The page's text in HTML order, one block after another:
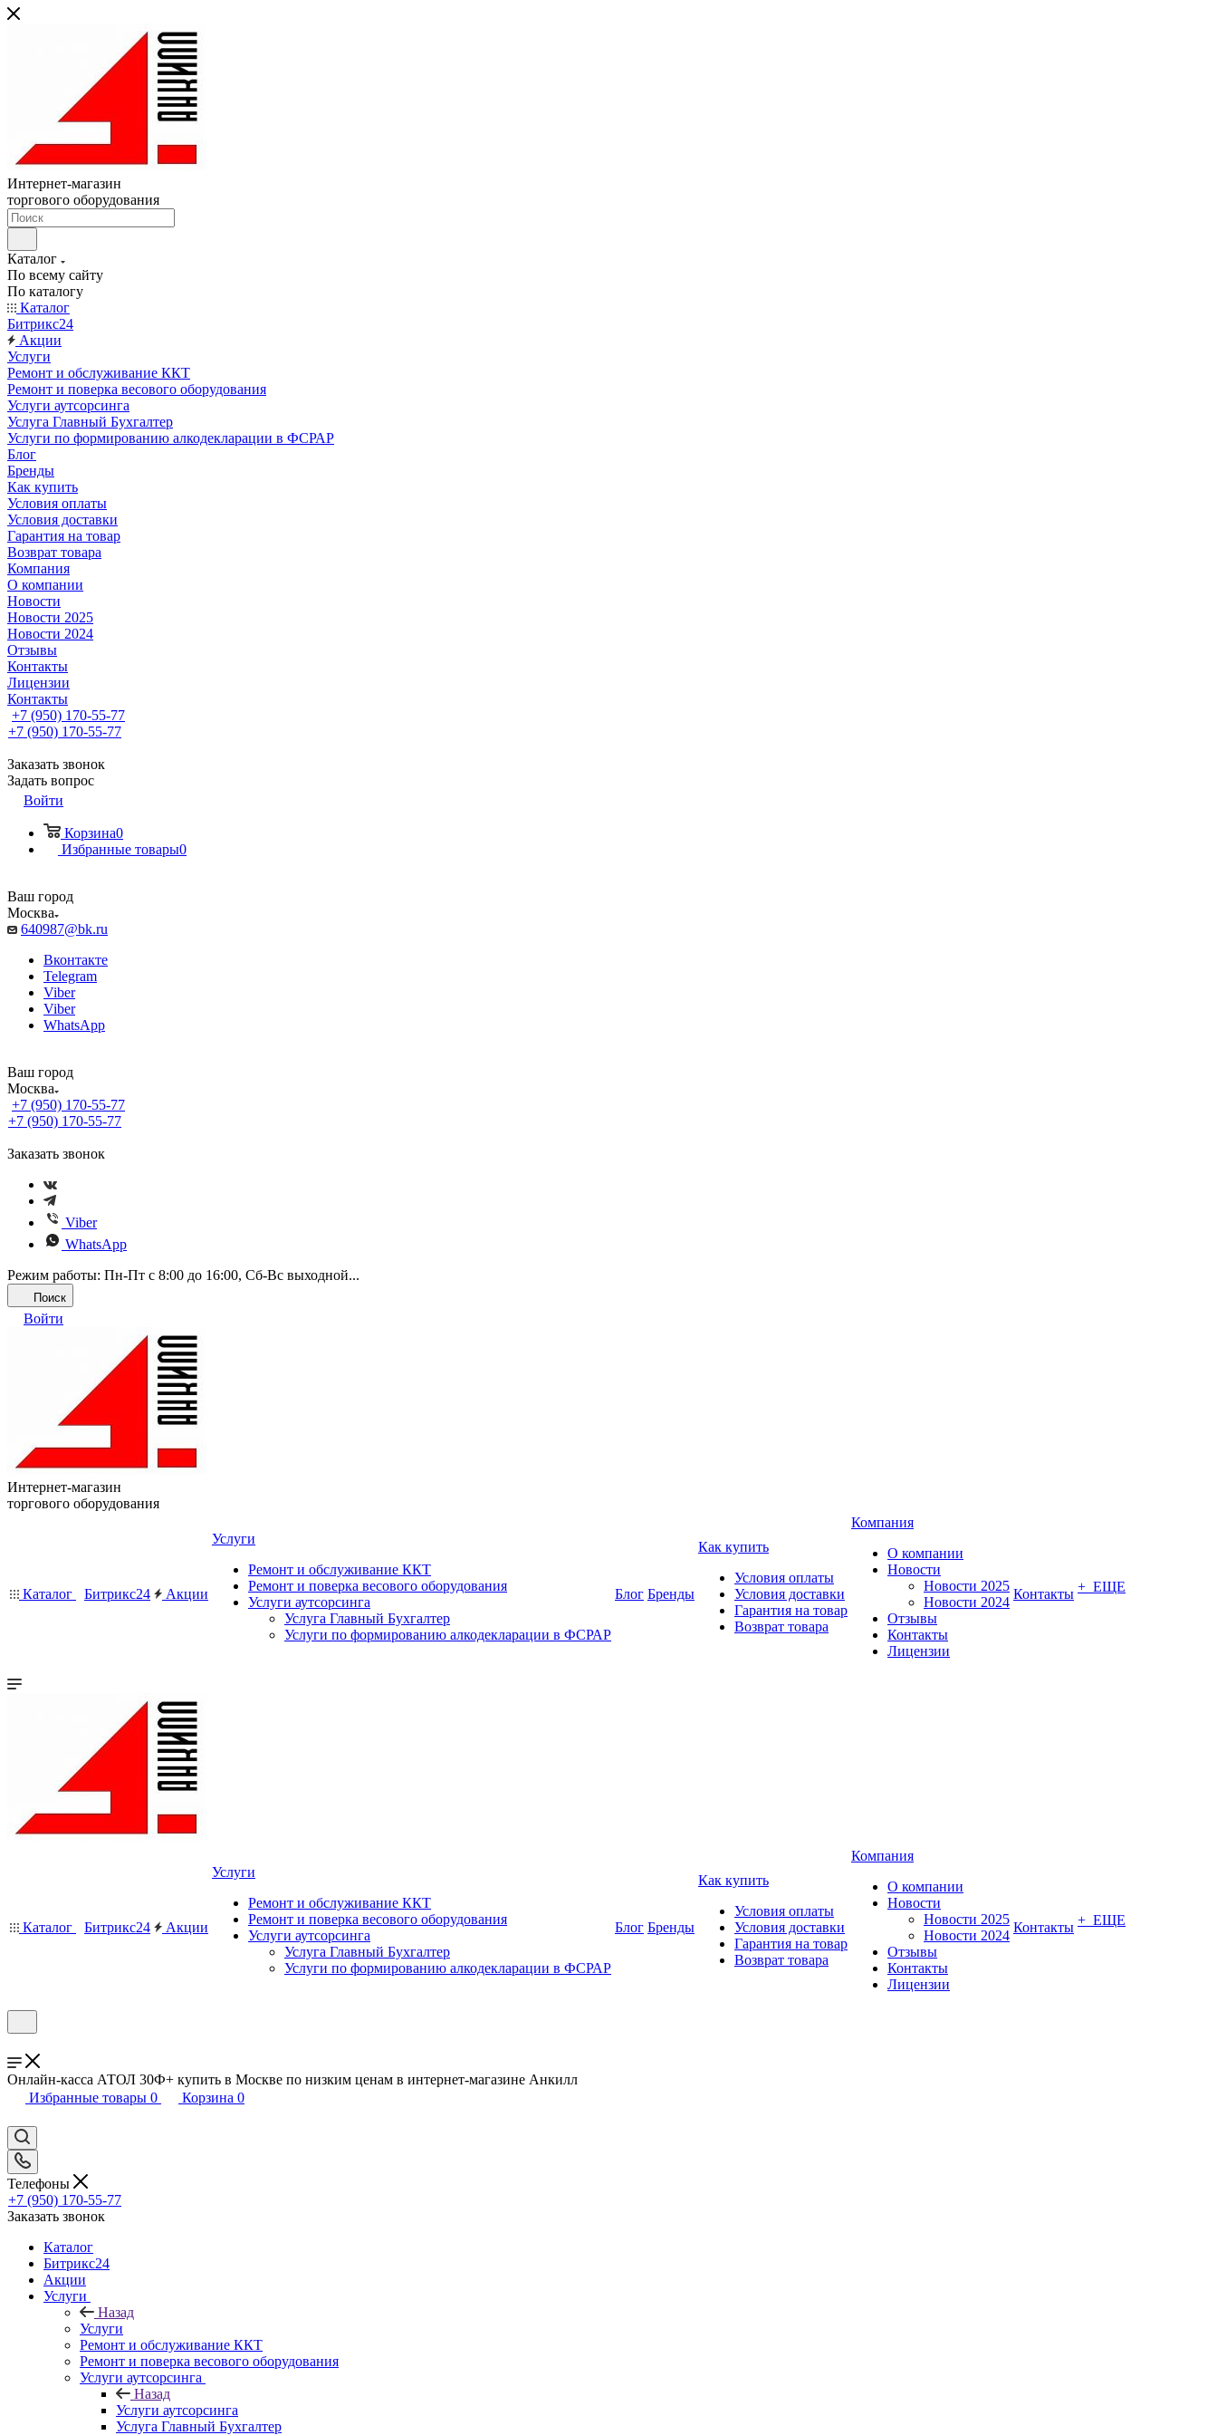
Интернет-магазин
торгового оборудования
Каталог
По всему сайту
По каталогу
Каталог
Битрикс24
Акции
Услуги
Ремонт и обслуживание ККТ
Ремонт и поверка весового оборудования
Услуги аутсорсинга
Услуга Главный Бухгалтер
Услуги по формированию алкодекларации в ФСРАР
Блог
Бренды
Как купить
Условия оплаты
Условия доставки
Гарантия на товар
Возврат товара
Компания
О компании
Новости
Новости 2025
Новости 2024
Отзывы
Контакты
Лицензии
Контакты
+7 (950) 170-55-77
+7 (950) 170-55-77
Заказать звонок
Задать вопрос
Войти
Корзина0
Избранные товары0
Ваш город
Москва
640987@bk.ru
Вконтакте
Telegram
Viber
Viber
WhatsApp
Ваш город
Москва
+7 (950) 170-55-77
+7 (950) 170-55-77
Заказать звонок
Viber
WhatsApp
Режим работы: Пн-Пт с 8:00 до 16:00, Cб-Вс выходной...
Поиск
Войти
Интернет-магазин
торгового оборудования
Каталог Битрикс24 Акции
Услуги
Ремонт и обслуживание ККТ
Ремонт и поверка весового оборудования
Услуги аутсорсинга
Услуга Главный Бухгалтер
Услуги по формированию алкодекларации в ФСРАР
Блог Бренды
Как купить
Условия оплаты
Условия доставки
Гарантия на товар
Возврат товара
Компания
О компании
Новости
Новости 2025
Новости 2024
Отзывы
Контакты
Лицензии
Контакты + ЕЩЕ
Каталог Битрикс24 Акции
Услуги
Ремонт и обслуживание ККТ
Ремонт и поверка весового оборудования
Услуги аутсорсинга
Услуга Главный Бухгалтер
Услуги по формированию алкодекларации в ФСРАР
Блог Бренды
Как купить
Условия оплаты
Условия доставки
Гарантия на товар
Возврат товара
Компания
О компании
Новости
Новости 2025
Новости 2024
Отзывы
Контакты
Лицензии
Контакты + ЕЩЕ
Онлайн-касса АТОЛ 30Ф+ купить в Москве по низким ценам в интернет-магазине Анкилл
Избранные товары 0 Корзина 0
Телефоны
+7 (950) 170-55-77
Заказать звонок
Каталог
Битрикс24
Акции
Услуги
Назад
Услуги
Ремонт и обслуживание ККТ
Ремонт и поверка весового оборудования
Услуги аутсорсинга
Назад
Услуги аутсорсинга
Услуга Главный Бухгалтер